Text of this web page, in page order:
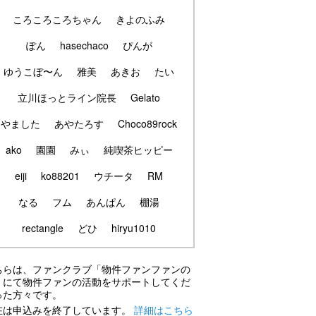
ころころころちゃん
きよのふみ
ぽん
hasechaco
ぴんが
ゆうこぼ〜ん
雅美 あきお
たい
立川ほっとライン院長
Gelato
やました
あやたろす
Choco89rock
ako
園園 みぃ
純喫茶ヒッピー
eiji
ko88201 ウチータ
RM
なる
フム あんぱん
棚湯
rectangle
どひ hiryu1010
らは、ファンクラブ「物件ファンファンの
にて物件ファンの活動をサポートしてくだ
方々です。
申込みを終了しています。 詳細はこちら